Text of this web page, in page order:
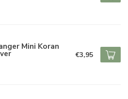
Mini Koran
€3,95